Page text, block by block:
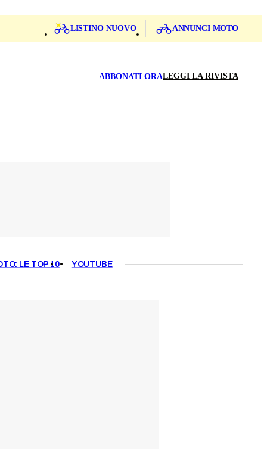
LISTINO NUOVO ANNUNCI MOTO
ABBONATI ORALEGGI LA RIVISTA
LE TOP 10 YOUTUBE